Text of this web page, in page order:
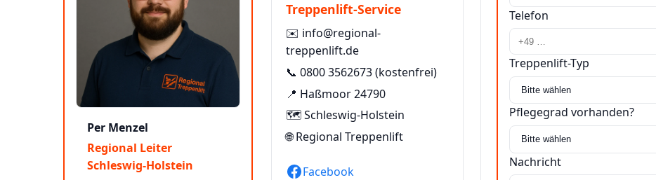
Per Menzel
Regional Leiter
Schleswig-Holstein
Treppenlift-Service
✉️ info@regional-
treppenlift.de
📞 0800 3562673(kostenfrei)
📍 Haßmoor 24790
🗺️ Schleswig-Holstein
🌐Regional Treppenlift
Facebook
Telefon
Treppenlift-Typ
Pflegegrad vorhanden?
Nachricht